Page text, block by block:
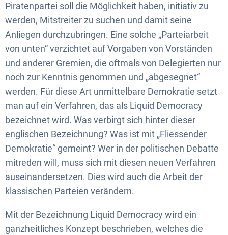
Piratenpartei soll die Möglichkeit haben, initiativ zu
werden, Mitstreiter zu suchen und damit seine
Anliegen durchzubringen. Eine solche „Parteiarbeit
von unten“ verzichtet auf Vorgaben von Vorständen
und anderer Gremien, die oftmals von Delegierten nur
noch zur Kenntnis genommen und „abgesegnet“
werden. Für diese Art unmittelbare Demokratie setzt
man auf ein Verfahren, das als Liquid Democracy
bezeichnet wird. Was verbirgt sich hinter dieser
englischen Bezeichnung? Was ist mit „Fliessender
Demokratie“ gemeint? Wer in der politischen Debatte
mitreden will, muss sich mit diesen neuen Verfahren
auseinandersetzen. Dies wird auch die Arbeit der
klassischen Parteien verändern.
Mit der Bezeichnung Liquid Democracy wird ein
ganzheitliches Konzept beschrieben, welches die